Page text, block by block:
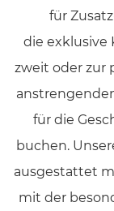
für
die exklusive
zweit oder zur
für die
buchen.
ausgestattet
mit der